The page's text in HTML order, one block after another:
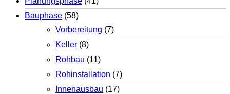
Bauphase (58)
Vorbereitung (7)
Keller (8)
Rohbau (11)
Rohinstallation (7)
Innenausbau (17)